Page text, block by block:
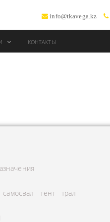
info@tkavega.kz
КОНТАКТЫ
самосвал тент трал